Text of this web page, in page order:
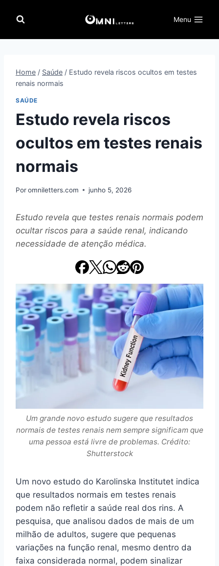
para
Menu
Home / Saúde / Estudo revela riscos ocultos em testes
renais normais
SAÚDE
Estudo revela riscos
ocultos em testes renais
normais
Poromniletters.com junho 5, 2026
Estudo revela que testes renais normais podem
ocultar riscos para a saúde renal, indicando
necessidade de atenção médica.
Um grande novo estudo sugere que resultados
normais de testes renais nem sempre significam que
uma pessoa está livre de problemas. Crédito:
Shutterstock
Um novo estudo do Karolinska Institutet indica
que resultados normais em testes renais
podem não refletir a saúde real dos rins. A
pesquisa, que analisou dados de mais de um
milhão de adultos, sugere que pequenas
variações na função renal, mesmo dentro da
faixa considerada normal, podem sinalizar